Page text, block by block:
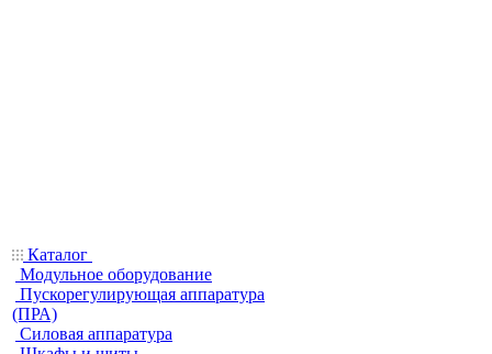
Каталог
Модульное оборудование
Пускорегулирующая аппаратура
(ПРА)
Силовая аппаратура